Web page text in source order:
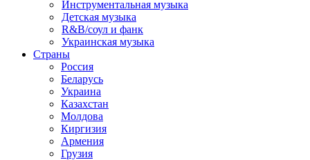
Инструментальная музыка
Детская музыка
R&B/cоул и фанк
Украинская музыка
Страны
Россия
Беларусь
Украина
Казахстан
Молдова
Киргизия
Армения
Грузия